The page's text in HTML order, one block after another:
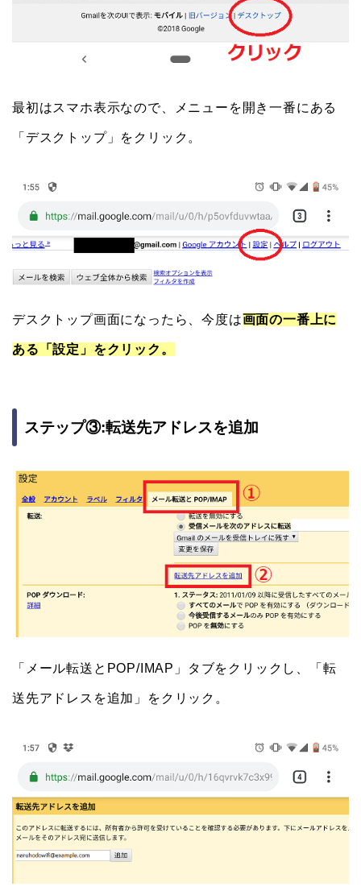
最初はスマホ表示なので、メニューを開き一番にある
「デスクトップ」をクリック。
デスクトップ画面になったら、今度は画面の一番上に
ある「設定」をクリック。
ステップ③:転送先アドレスを追加
「メール転送とPOP/IMAP」タブをクリックし、「転
送先アドレスを追加」をクリック。